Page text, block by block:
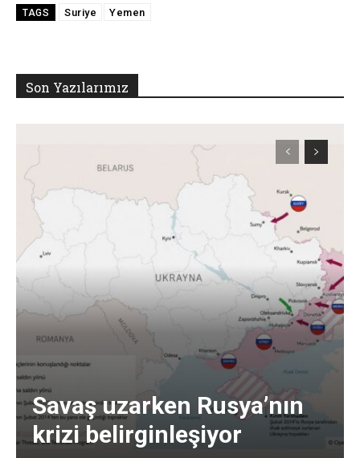
TAGS Suriye Yemen
Son Yazılarımız
Savaş uzarken Rusya’nın
krizi belirginleşiyor